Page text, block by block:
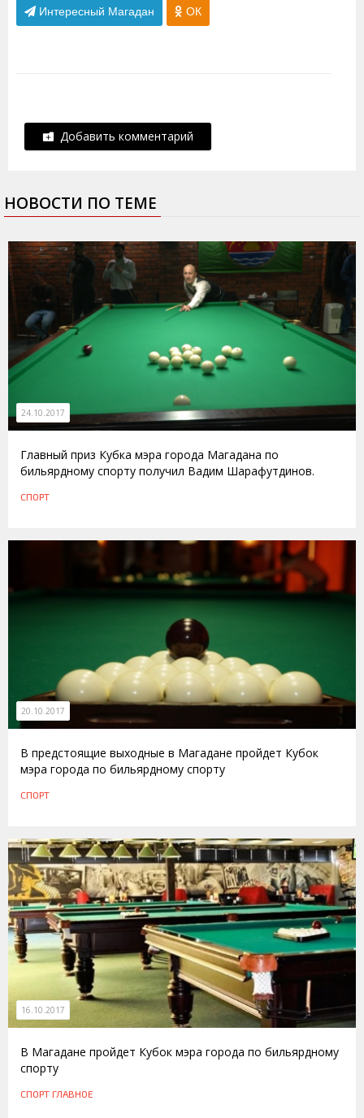
Интересный Магадан ОК
Добавить комментарий
НОВОСТИ ПО ТЕМЕ
24.10.2017
Главный приз Кубка мэра города Магадана по
бильярдному спорту получил Вадим Шарафутдинов.
СПОРТ
20.10.2017
В предстоящие выходные в Магадане пройдет Кубок
мэра города по бильярдному спорту
СПОРТ
16.10.2017
В Магадане пройдет Кубок мэра города по бильярдному
спорту
СПОРТ ГЛАВНОЕ